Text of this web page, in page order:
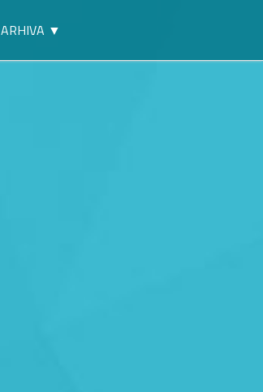
ARHIVA ▼